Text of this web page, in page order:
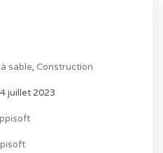
sable Construction
juillet 2023